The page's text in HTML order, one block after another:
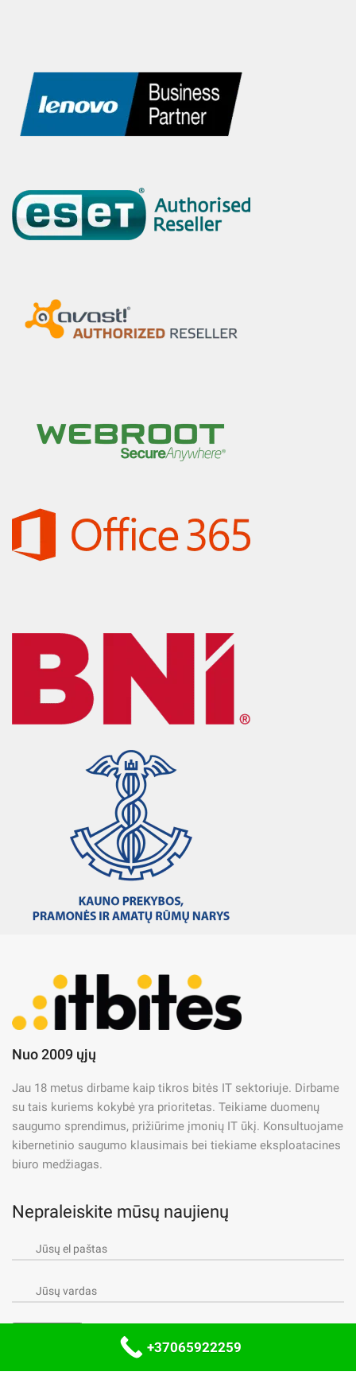
Nuo 2009 ųjų
Jau 18 metus dirbame kaip tikros bitės IT sektoriuje. Dirbame
su tais kuriems kokybė yra prioritetas. Teikiame duomenų
saugumo sprendimus, prižiūrime įmonių IT ūkį. Konsultuojame
kibernetinio saugumo klausimais bei tiekiame eksploatacines
biuro medžiagas.
Nepraleiskite mūsų naujienų
+37065922259